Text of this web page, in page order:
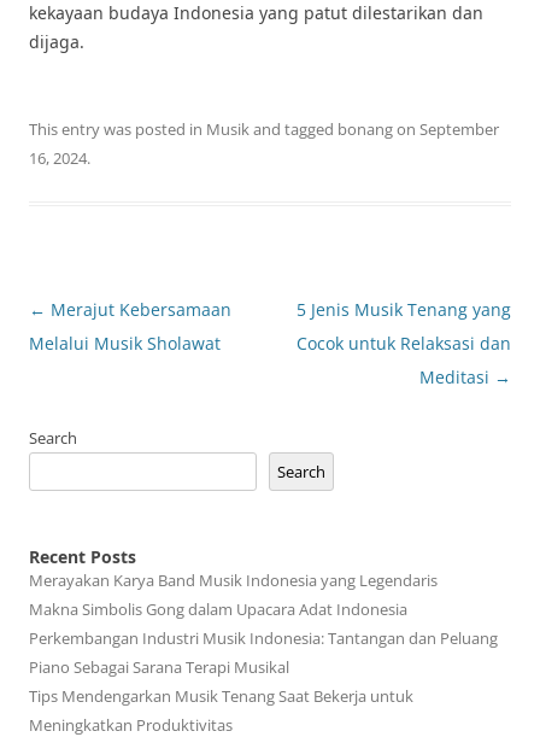
kekayaan budaya Indonesia yang patut dilestarikan dan
dijaga.
This entry was posted in Musikand tagged bonangon September
16, 2024.
Post
navigation
← Merajut Kebersamaan
Melalui Musik Sholawat
5 Jenis Musik Tenang yang
Cocok untuk Relaksasi dan
Meditasi →
Search
Search
Recent Posts
Merayakan Karya Band Musik Indonesia yang Legendaris
Makna Simbolis Gong dalam Upacara Adat Indonesia
Perkembangan Industri Musik Indonesia: Tantangan dan Peluang
Piano Sebagai Sarana Terapi Musikal
Tips Mendengarkan Musik Tenang Saat Bekerja untuk
Meningkatkan Produktivitas